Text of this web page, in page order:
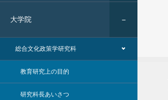
大学院
総合文化政策学研究科
教育研究上の目的
研究科長あいさつ